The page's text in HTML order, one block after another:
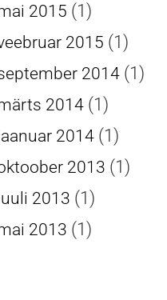
2015 (1)
2015 (1)
2014(1)
2014(1)
2014(1)
2013 (1)
2013 (1)
2013 (1)